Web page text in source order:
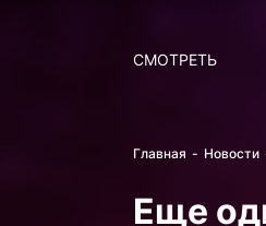
СМОТРЕТЬ
Главная Новости
Еще